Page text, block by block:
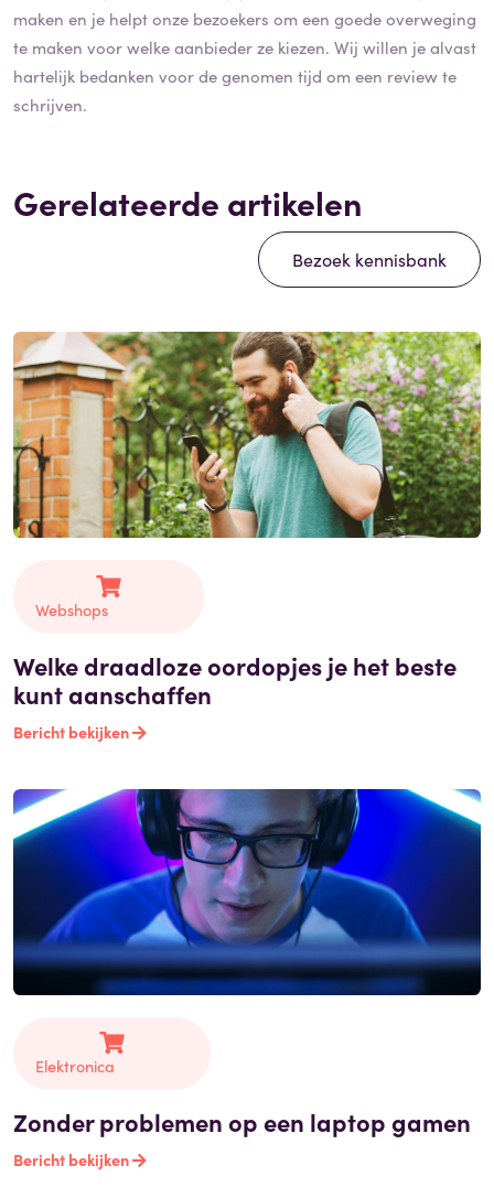
maken en je helpt onze bezoekers om een goede overweging
te maken voor welke aanbieder ze kiezen. Wij willen je alvast
hartelijk bedanken voor de genomen tijd om een review te
schrijven.
Gerelateerde artikelen
Bezoek kennisbank
Webshops
Welke draadloze oordopjes je het beste
kunt aanschaffen
Bericht bekijken
Elektronica
Zonder problemen op een laptop gamen
Bericht bekijken